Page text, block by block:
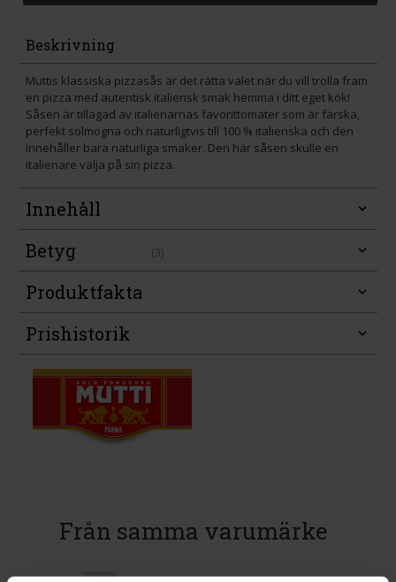
Beskrivning
Muttis klassiska pizzasås är det rätta valet när du vill trolla fram
en pizza med autentisk italiensk smak hemma i ditt eget kök!
Såsen är tillagad av italienarnas favorittomater som är färska,
perfekt solmogna och naturligtvis till 100 % italienska och den
innehåller bara naturliga smaker. Den här såsen skulle en
italienare välja på sin pizza.
Innehåll
Betyg
(3)
Produktfakta
Prishistorik
Från samma varumärke